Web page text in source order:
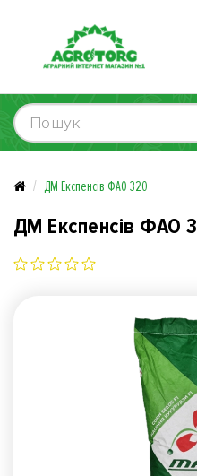
ДМ Експенсів ФАО 320
ДМ Експенсів ФАО